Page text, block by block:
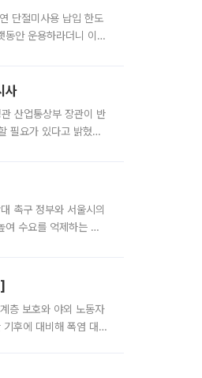
단절미사용 납입 한도
안 운용하라더니 이제
사
산업통상부 장관이 반
필요가 있다고 밝혔다.
촉구 정부와 서울시의
여 수요를 억제하는 카
층 보호와 야외 노동자
후에 대비해 폭염 대응